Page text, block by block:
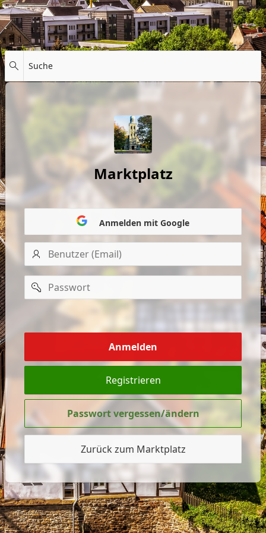
Suche
Marktplatz
Anmelden mit Google
Benutzer
(Email)
Passwort
Anmelden
Registrieren
Passwort vergessen/ändern
Zurück zum Marktplatz